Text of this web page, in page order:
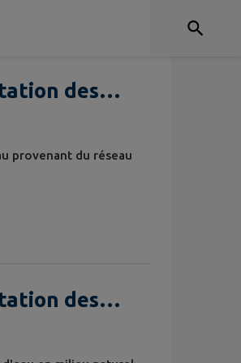
des
provenant du réseau
des